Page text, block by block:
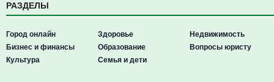
РАЗДЕЛЫ
Город онлайн
Бизнес и финансы
Культура
Здоровье
Образование
Семья и дети
Недвижимость
Вопросы юристу